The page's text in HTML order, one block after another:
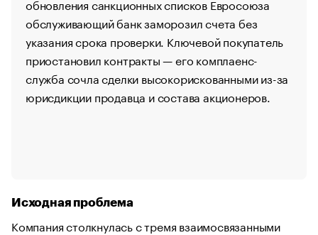
обновления санкционных списков Евросоюза
обслуживающий банк заморозил счета без
указания срока проверки. Ключевой покупатель
приостановил контракты — его комплаенс-
служба сочла сделки высокорискованными из-за
юрисдикции продавца и состава акционеров.
Исходная проблема
Компания столкнулась с тремя взаимосвязанными